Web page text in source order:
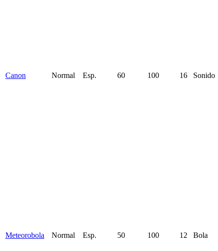
Canon Normal Esp. 60 100 16 Sonido
Meteorobola Normal Esp. 50 100 12 Bola